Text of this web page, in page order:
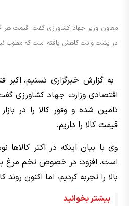
در پشت وانت کاهش یافته است که مطوب
به گزارش خبرگزاری تسنیم، اکبر
اقتصادی وزارت جهاد کشاورزی
تامین شده و وفور کالا را در
قیمت کالا را داریم.
وی با بیان اینکه در اکثر
بالا را تجربه کردیم، اما اکنون
بیشتر بخوانید